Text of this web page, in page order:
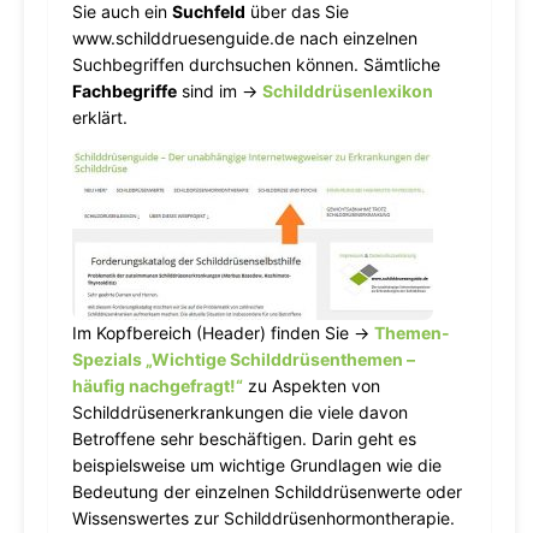
Sie auch ein Suchfeld über das Sie
www.schilddruesenguide.de nach einzelnen
Suchbegriffen durchsuchen können. Sämtliche
Fachbegriffe sind im → Schilddrüsenlexikon
erklärt.
Im Kopfbereich (Header) finden Sie → Themen-
Spezials „Wichtige Schilddrüsenthemen –
häufig nachgefragt!“ zu Aspekten von
Schilddrüsenerkrankungen die viele davon
Betroffene sehr beschäftigen. Darin geht es
beispielsweise um wichtige Grundlagen wie die
Bedeutung der einzelnen Schilddrüsenwerte oder
Wissenswertes zur Schilddrüsenhormontherapie.